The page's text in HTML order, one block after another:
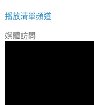
播放清單頻道
媒體訪問